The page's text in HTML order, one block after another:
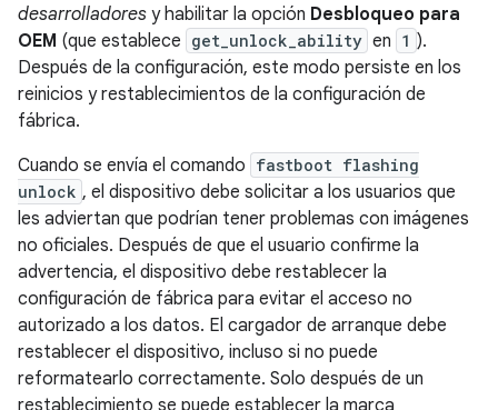
desarrolladores y habilitar la opción Desbloqueo para
OEM (que establece get_unlock_ability en 1 ).
Después de la configuración, este modo persiste en los
reinicios y restablecimientos de la configuración de
fábrica.
Cuando se envía el comando fastboot flashing
unlock , el dispositivo debe solicitar a los usuarios que
les adviertan que podrían tener problemas con imágenes
no oficiales. Después de que el usuario confirme la
advertencia, el dispositivo debe restablecer la
configuración de fábrica para evitar el acceso no
autorizado a los datos. El cargador de arranque debe
restablecer el dispositivo, incluso si no puede
reformatearlo correctamente. Solo después de un
restablecimiento se puede establecer la marca